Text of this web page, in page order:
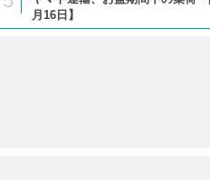
月16日】